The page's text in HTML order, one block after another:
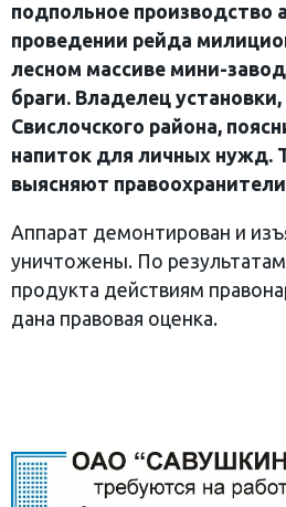
подпольное производство
проведении рейда
лесном массиве мини-
браги. Владелец
Свислочского района,
напиток для личных нужд.
выясняют
Аппарат демонтирован и
уничтожены. По
продукта действиям
дана правовая оценка.